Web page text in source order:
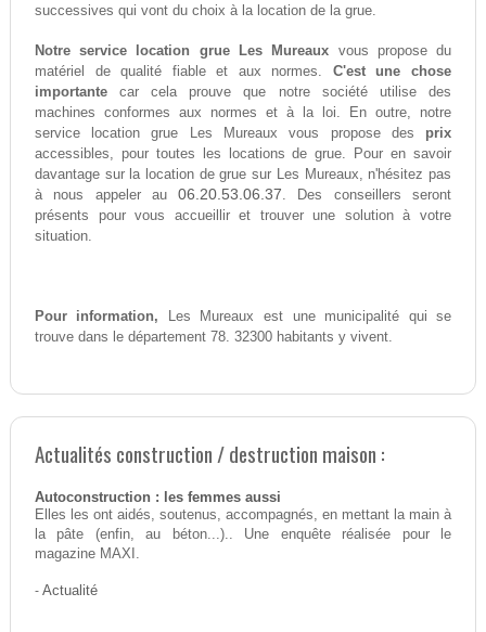
successives qui vont du choix à la location de la grue.
Notre service location grue Les Mureaux vous propose du
matériel de qualité fiable et aux normes. C'est une chose
importantecar cela prouve que notre société utilise des
machines conformes aux normes et à la loi. En outre, notre
service location grue Les Mureaux vous propose des prix
accessibles, pour toutes les locations de grue. Pour en savoir
davantage sur la location de grue sur Les Mureaux, n'hésitez pas
à nous appeler au06.20.53.06.37. Des conseillers seront
présents pour vous accueillir et trouver une solution à votre
situation.
Pour information, Les Mureaux est une municipalité qui se
trouve dans le département 78. 32300 habitants y vivent.
Actualités construction / destruction maison :
Autoconstruction : les femmes aussi
Elles les ont aidés, soutenus, accompagnés, en mettant la main à
la pâte (enfin, au béton...).. Une enquête réalisée pour le
magazine MAXI.
- Actualité